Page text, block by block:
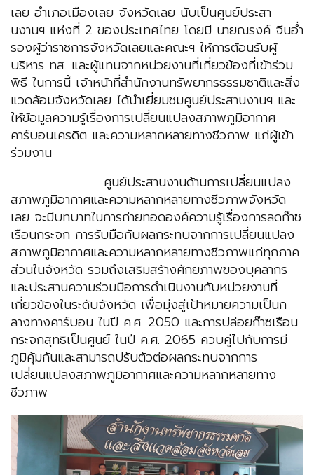
เลย อำเภอเมืองเลย จังหวัดเลย นับเป็นศูนย์ประสา
นงานฯ แห่งที่ 2 ของประเทศไทย โดยมี นายณรงค์ จีนอ่ำ
รองผู้ว่าราชการจังหวัดเลยและคณะฯ ให้การต้อนรับผู้
บริหาร ทส. และผู้แทนจากหน่วยงานที่เกี่ยวข้องที่เข้าร่วม
พิธี ในการนี้ เจ้าหน้าที่สำนักงานทรัพยากรธรรมชาติและสิ่ง
แวดล้อมจังหวัดเลย ได้นำเยี่ยมชมศูนย์ประสานงานฯ และ
ให้ข้อมูลความรู้เรื่องการเปลี่ยนแปลงสภาพภูมิอากาศ
คาร์บอนเครดิต และความหลากหลายทางชีวภาพ แก่ผู้เข้า
ร่วมงาน
ศูนย์ประสานงานด้านการเปลี่ยนแปลง
สภาพภูมิอากาศและความหลากหลายทางชีวภาพจังหวัด
เลย จะมีบทบาทในการถ่ายทอดองค์ความรู้เรื่องการลดก๊าซ
เรือนกระจก การรับมือกับผลกระทบจากการเปลี่ยนแปลง
สภาพภูมิอากาศและความหลากหลายทางชีวภาพแก่ทุกภาค
ส่วนในจังหวัด รวมถึงเสริมสร้างศักยภาพของบุคลากร
และประสานความร่วมมือการดำเนินงานกับหน่วยงานที่
เกี่ยวข้องในระดับจังหวัด เพื่อมุ่งสู่เป้าหมายความเป็นก
ลางทางคาร์บอน ในปี ค.ศ. 2050 และการปล่อยก๊าซเรือน
กระจกสุทธิเป็นศูนย์ ในปี ค.ศ. 2065 ควบคู่ไปกับการมี
ภูมิคุ้มกันและสามารถปรับตัวต่อผลกระทบจากการ
เปลี่ยนแปลงสภาพภูมิอากาศและความหลากหลายทาง
ชีวภาพ